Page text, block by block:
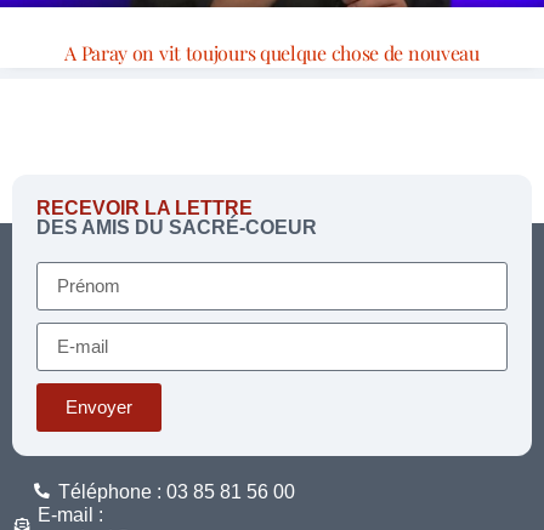
A Paray on vit toujours quelque chose de nouveau
RECEVOIR LA LETTRE
DES AMIS DU SACRÉ-COEUR
Envoyer
Téléphone : 03 85 81 56 00
E-mail :